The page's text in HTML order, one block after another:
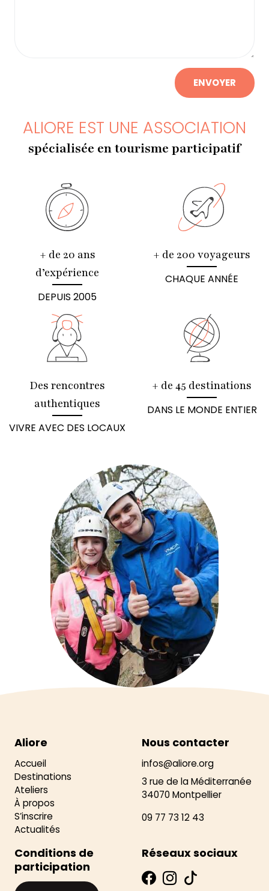
ENVOYER
ALIORE EST UNE ASSOCIATION
spécialisée en tourisme participatif
+ de 20 ans
d’expérience
DEPUIS 2005
+ de 200 voyageurs
CHAQUE ANNÉE
Des rencontres
authentiques
VIVRE AVEC DES LOCAUX
+ de 45 destinations
DANS LE MONDE ENTIER
Aliore
Accueil
Destinations
Ateliers
À propos
S’inscrire
Actualités
Nous contacter
infos@aliore.org
3 rue de la Méditerranée
34070 Montpellier
09 77 73 12 43
Conditions de
participation
Réseaux sociaux